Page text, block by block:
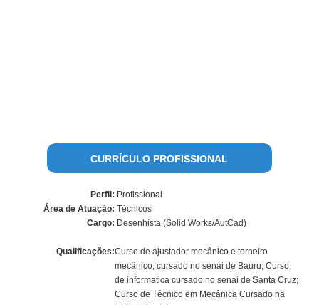
CURRÍCULO PROFISSIONAL
Perfil: Profissional
Área de Atuação: Técnicos
Cargo: Desenhista (Solid Works/AutCad)
Qualificações:Curso de ajustador mecânico e torneiro
mecânico, cursado no senai de Bauru; Curso
de informatica cursado no senai de Santa Cruz;
Curso de Técnico em Mecânica Cursado na